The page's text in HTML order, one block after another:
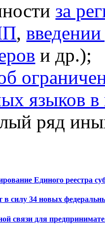
за
,
и др.);
языков
ряд
Единого реестра
в силу 34 новых
связи для